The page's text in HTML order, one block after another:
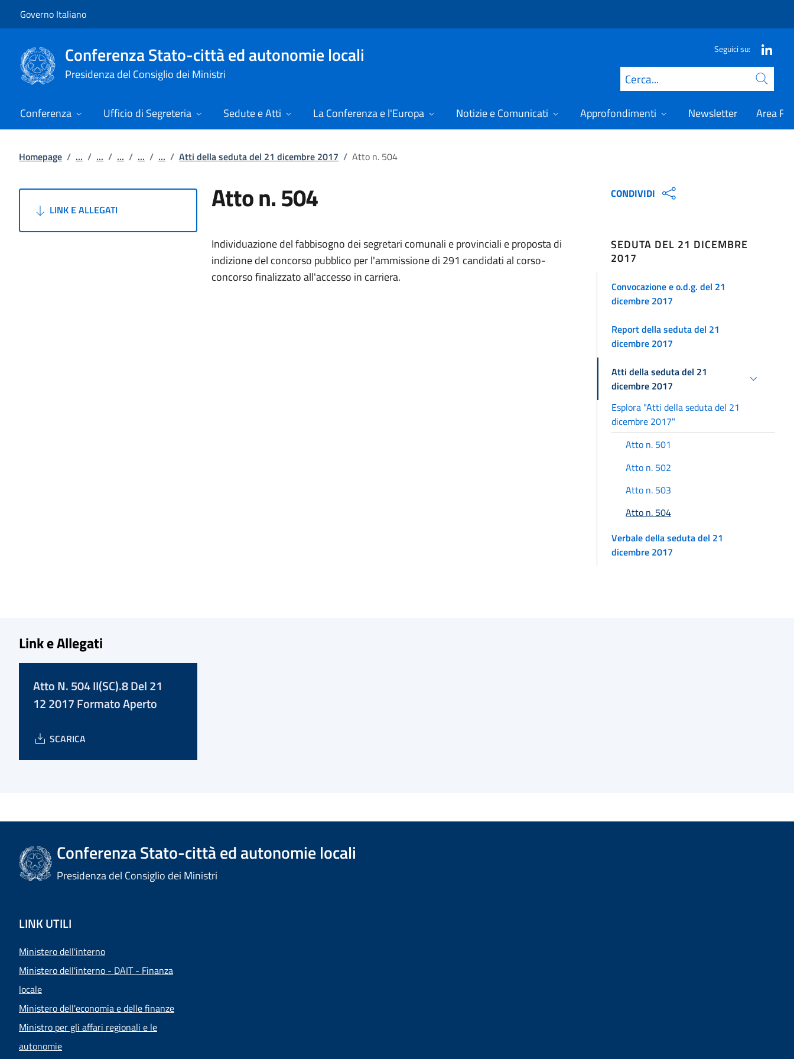
Governo Italiano
Conferenza Stato-città ed autonomie locali
Presidenza del Consiglio dei Ministri
Seguici su:
Cerca
Conferenza Ufficio di Segreteria Sedute e Atti La Conferenza e l'Europa Notizie e Comunicati Approfondimenti Newsletter Area
Homepage / ... / ... / ... / ... / ... / Atti della seduta del 21 dicembre 2017 / Atto n. 504
LINK E ALLEGATI Atto n. 504
Individuazione del fabbisogno dei segretari comunali e provinciali e proposta di
indizione del concorso pubblico per l'ammissione di 291 candidati al corso-
concorso finalizzato all'accesso in carriera.
CONDIVIDI
SEDUTA DEL 21 DICEMBRE
2017
Convocazione e o.d.g. del 21
dicembre 2017
Report della seduta del 21
dicembre 2017
Atti della seduta del 21
dicembre 2017
Esplora "Atti della seduta del 21
dicembre 2017"
Atto n. 501
Atto n. 502
Atto n. 503
Atto n. 504
Verbale della seduta del 21
dicembre 2017
Link e Allegati
Atto N. 504 II(SC).8 Del 21
12 2017 Formato Aperto
SCARICA
Conferenza Stato-città ed autonomie locali
Presidenza del Consiglio dei Ministri
LINK UTILI
Ministero dell'interno
Ministero dell'interno - DAIT - Finanza
locale
Ministero dell'economia e delle finanze
Ministro per gli affari regionali e le
autonomie